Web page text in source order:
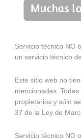
Muchas
Servicio técnico NO
un servicio técnico
Este sitio web no
mencionadas.
propietarios y sólo
37 de la Ley de
Servicio técnico NO